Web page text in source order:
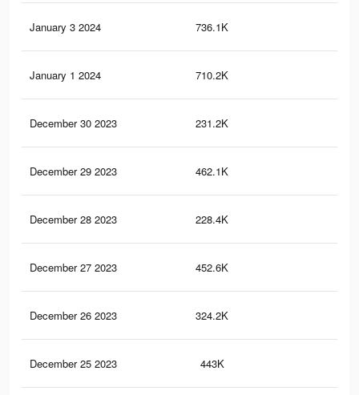
January 3 2024 736.1K
January 1 2024 710.2K
December 30 2023 231.2K
December 29 2023 462.1K
December 28 2023 228.4K
December 27 2023 452.6K
December 26 2023 324.2K
December 25 2023 443K